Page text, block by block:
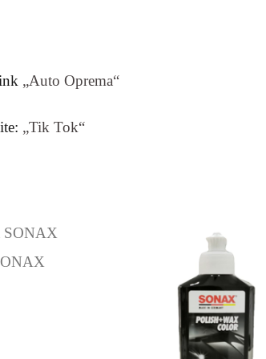
„Auto Oprema“
„Tik Tok“